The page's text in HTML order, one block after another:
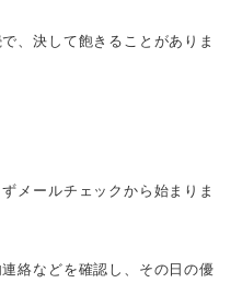
、決して飽きることがありま
メールチェックから始まりま
絡などを確認し、その日の優